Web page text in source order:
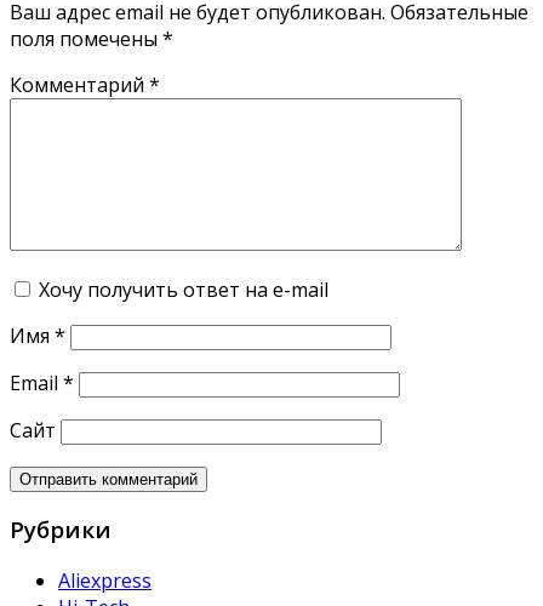
Ваш адрес email не будет опубликован. Обязательные
поля помечены *
Комментарий *
Хочу получить ответ на e-mail
Имя *
Email *
Сайт
Рубрики
Aliexpress